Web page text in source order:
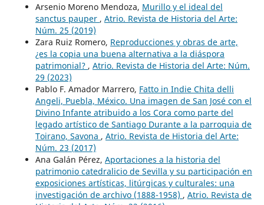
Arsenio Moreno Mendoza, Murillo y el ideal del
sanctus pauper , Atrio. Revista de Historia del Arte:
Núm. 25 (2019)
Zara Ruiz Romero, Reproducciones y obras de arte,
¿es la copia una buena alternativa a la diáspora
patrimonial? , Atrio. Revista de Historia del Arte: Núm.
29 (2023)
Pablo F. Amador Marrero, Fatto in Indie Chita delli
Angeli, Puebla, México. Una imagen de San José con el
Divino Infante atribuido a los Cora como parte del
legado artístico de Santiago Durante a la parroquia de
Toirano, Savona , Atrio. Revista de Historia del Arte:
Núm. 23 (2017)
Ana Galán Pérez, Aportaciones a la historia del
patrimonio catedralicio de Sevilla y su participación en
exposiciones artísticas, litúrgicas y culturales: una
investigación de archivo (1888-1958) , Atrio. Revista de